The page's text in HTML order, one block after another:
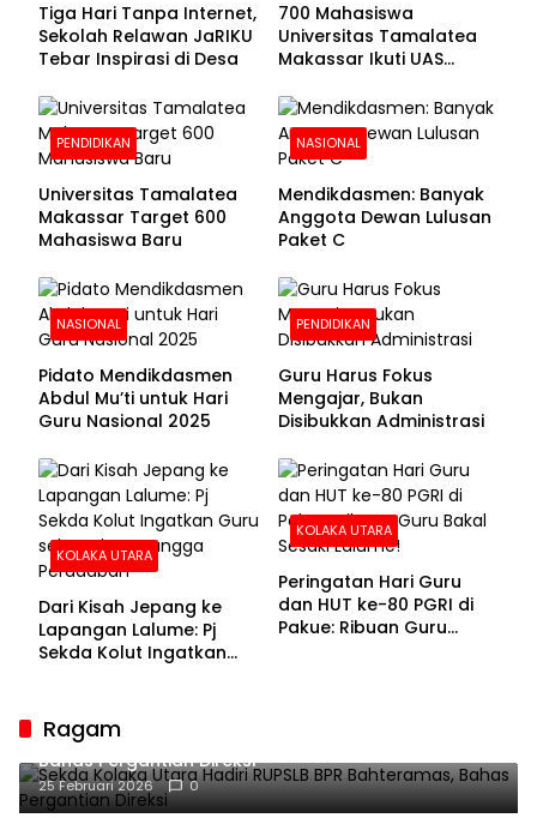
Tiga Hari Tanpa Internet,
Sekolah Relawan JaRIKU
Tebar Inspirasi di Desa
700 Mahasiswa
Universitas Tamalatea
Makassar Ikuti UAS
PENDIDIKAN
Universitas Tamalatea
Makassar Target 600
Mahasiswa Baru
NASIONAL
Mendikdasmen: Banyak
Anggota Dewan Lulusan
Paket C
NASIONAL
Pidato Mendikdasmen
Abdul Mu’ti untuk Hari
Guru Nasional 2025
PENDIDIKAN
Guru Harus Fokus
Mengajar, Bukan
Disibukkan Administrasi
KOLAKA UTARA
Dari Kisah Jepang ke
Lapangan Lalume: Pj
Sekda Kolut Ingatkan
KOLAKA UTARA
Peringatan Hari Guru
dan HUT ke-80 PGRI di
Pakue: Ribuan Guru
Ragam
Sekda Kolaka Utara Hadiri RUPSLB BPR Bahteramas,
Bahas Pergantian Direksi
25 Februari 2026 0